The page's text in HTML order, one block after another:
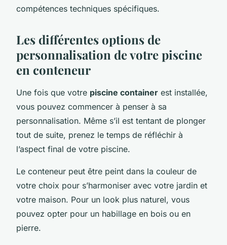
compétences techniques spécifiques.
Les différentes options de
personnalisation de votre piscine
en conteneur
Une fois que votre piscine container est installée,
vous pouvez commencer à penser à sa
personnalisation. Même s’il est tentant de plonger
tout de suite, prenez le temps de réfléchir à
l’aspect final de votre piscine.
Le conteneur peut être peint dans la couleur de
votre choix pour s’harmoniser avec votre jardin et
votre maison. Pour un look plus naturel, vous
pouvez opter pour un habillage en bois ou en
pierre.